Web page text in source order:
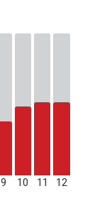
9 10 11 12